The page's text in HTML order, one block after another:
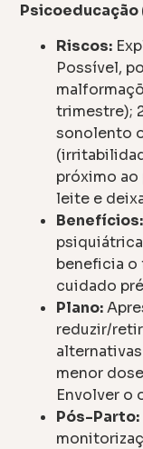
Psicoeducação
Riscos:
Possível,
trimestre);
sonolento
próximo ao
leite e
Benefícios:
beneficia o
cuidado
Plano:
reduzir/
menor
Envolver o
Pós-Parto: